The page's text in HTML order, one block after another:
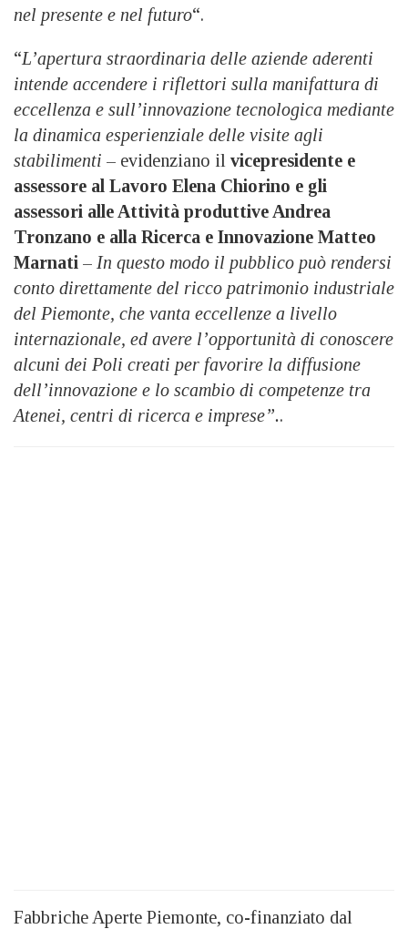
nel presente e nel futuro“.
“L’apertura straordinaria delle aziende aderenti
intende accendere i riflettori sulla manifattura di
eccellenza e sull’innovazione tecnologica mediante
la dinamica esperienziale delle visite agli
stabilimenti – evidenziano il vicepresidente e
assessore al Lavoro Elena Chiorino e gli
assessori alle Attività produttive Andrea
Tronzano e alla Ricerca e Innovazione Matteo
Marnati – In questo modo il pubblico può rendersi
conto direttamente del ricco patrimonio industriale
del Piemonte, che vanta eccellenze a livello
internazionale, ed avere l’opportunità di conoscere
alcuni dei Poli creati per favorire la diffusione
dell’innovazione e lo scambio di competenze tra
Atenei, centri di ricerca e imprese”..
Fabbriche Aperte Piemonte, co-finanziato dal